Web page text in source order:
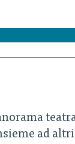
ad